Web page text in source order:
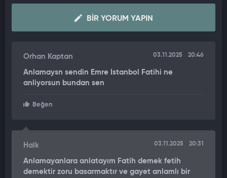
BIR YORUM YAPIN
Orhan Kaptan 03.11.2025 20:46
Anlamaysn sendin Emre Istanbol Fatihi ne
anliyorsun bundan sen
Beğen
Halk 03.11.2025 20:31
Anlamayanlara anlatayım Fatih demek fetih
demektir zoru basarmaktır ve gayet anlamlı bir